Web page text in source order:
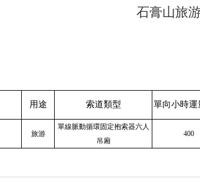
石膏山旅
用途 索道類型 單向小時運
旅游
單線脈動循環固定抱索器六人
吊廂
400